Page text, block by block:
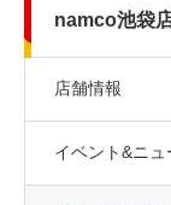
namco池袋
店舗情報
イベント&ニュ